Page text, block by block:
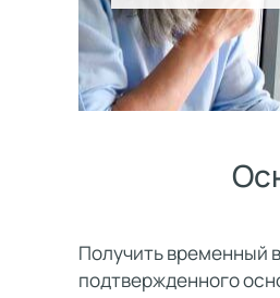
Получить временный
подтвержденного